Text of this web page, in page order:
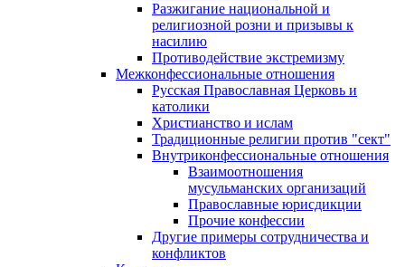
Разжигание национальной и
религиозной розни и призывы к
насилию
Противодействие экстремизму
Межконфессиональные отношения
Русская Православная Церковь и
католики
Христианство и ислам
Традиционные религии против "сект"
Внутриконфессиональные отношения
Взаимоотношения
мусульманских организаций
Православные юрисдикции
Прочие конфессии
Другие примеры сотрудничества и
конфликтов